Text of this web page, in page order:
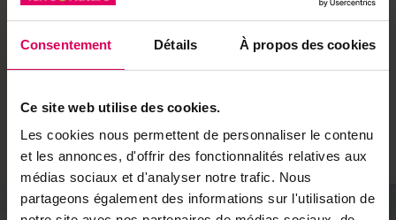
Consentement Détails À propos des cookies
Ce site web utilise des cookies.
Les cookies nous permettent de personnaliser le contenu
et les annonces, d'offrir des fonctionnalités relatives aux
médias sociaux et d'analyser notre trafic. Nous
partageons également des informations sur l'utilisation de
et l’on traverse brièvement la réserve forestière des
subit que peu d’interventions humaines, afin d’y
préserver l’environnement en laissant la nature aussi
statut moins contraignant que celui du Parc national
suisse, dans les Grisons: on peut, par exemple, y
récolter baies et champignons.